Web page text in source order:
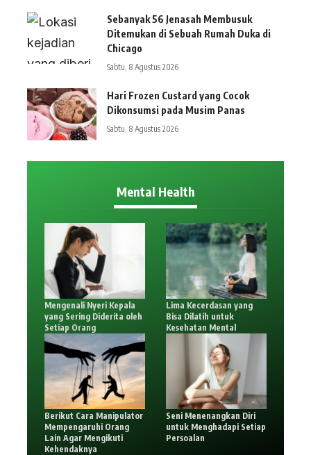
Sebanyak 56 Jenasah Membusuk
Ditemukan di Sebuah Rumah Duka di
Chicago
Sabtu, 8 Agustus 2026
Hari Frozen Custard yang Cocok
Dikonsumsi pada Musim Panas
Sabtu, 8 Agustus 2026
Mental Health
Mengenali Nyeri Kepala
yang Sering Diderita oleh
Setiap Orang
Lima Kecerdasan yang
Bisa Dilatih untuk
Kesehatan Mental
Berikut Cara Manipulator
Mempengaruhi Orang
Lain Agar Mengikuti
Kehendaknya
Seni Menenangkan Diri
untuk Menghadapi Setiap
Persoalan